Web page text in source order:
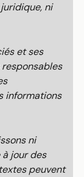
ni
et ses
informations
ni
à jour des
peuvent